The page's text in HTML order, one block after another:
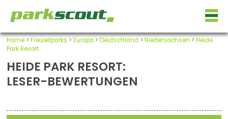
Home> Freizeitparks > Europa > Deutschland > Niedersachsen > Heide
Park Resort
HEIDE PARK RESORT:
LESER-BEWERTUNGEN